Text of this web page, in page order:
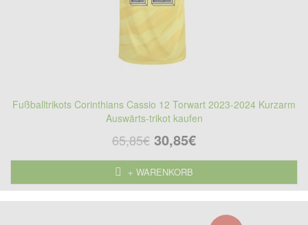
Fußballtrikots Corinthians Cassio 12 Torwart 2023-2024 Kurzarm
Auswärts-trikot kaufen
65,85€ 30,85€
+ WARENKORB